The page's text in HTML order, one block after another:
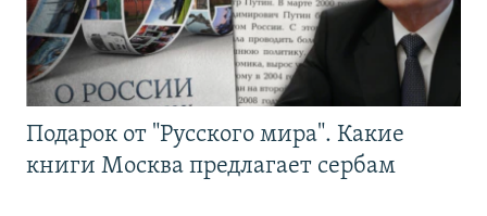
Подарок от "Русского мира". Какие
книги Москва предлагает сербам